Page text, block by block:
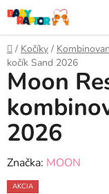
Prejsť
na
obsah
Domov
/ Kočíky /
kočík Sand 2026
Moon
2026
Značka: MOON
AKCIA